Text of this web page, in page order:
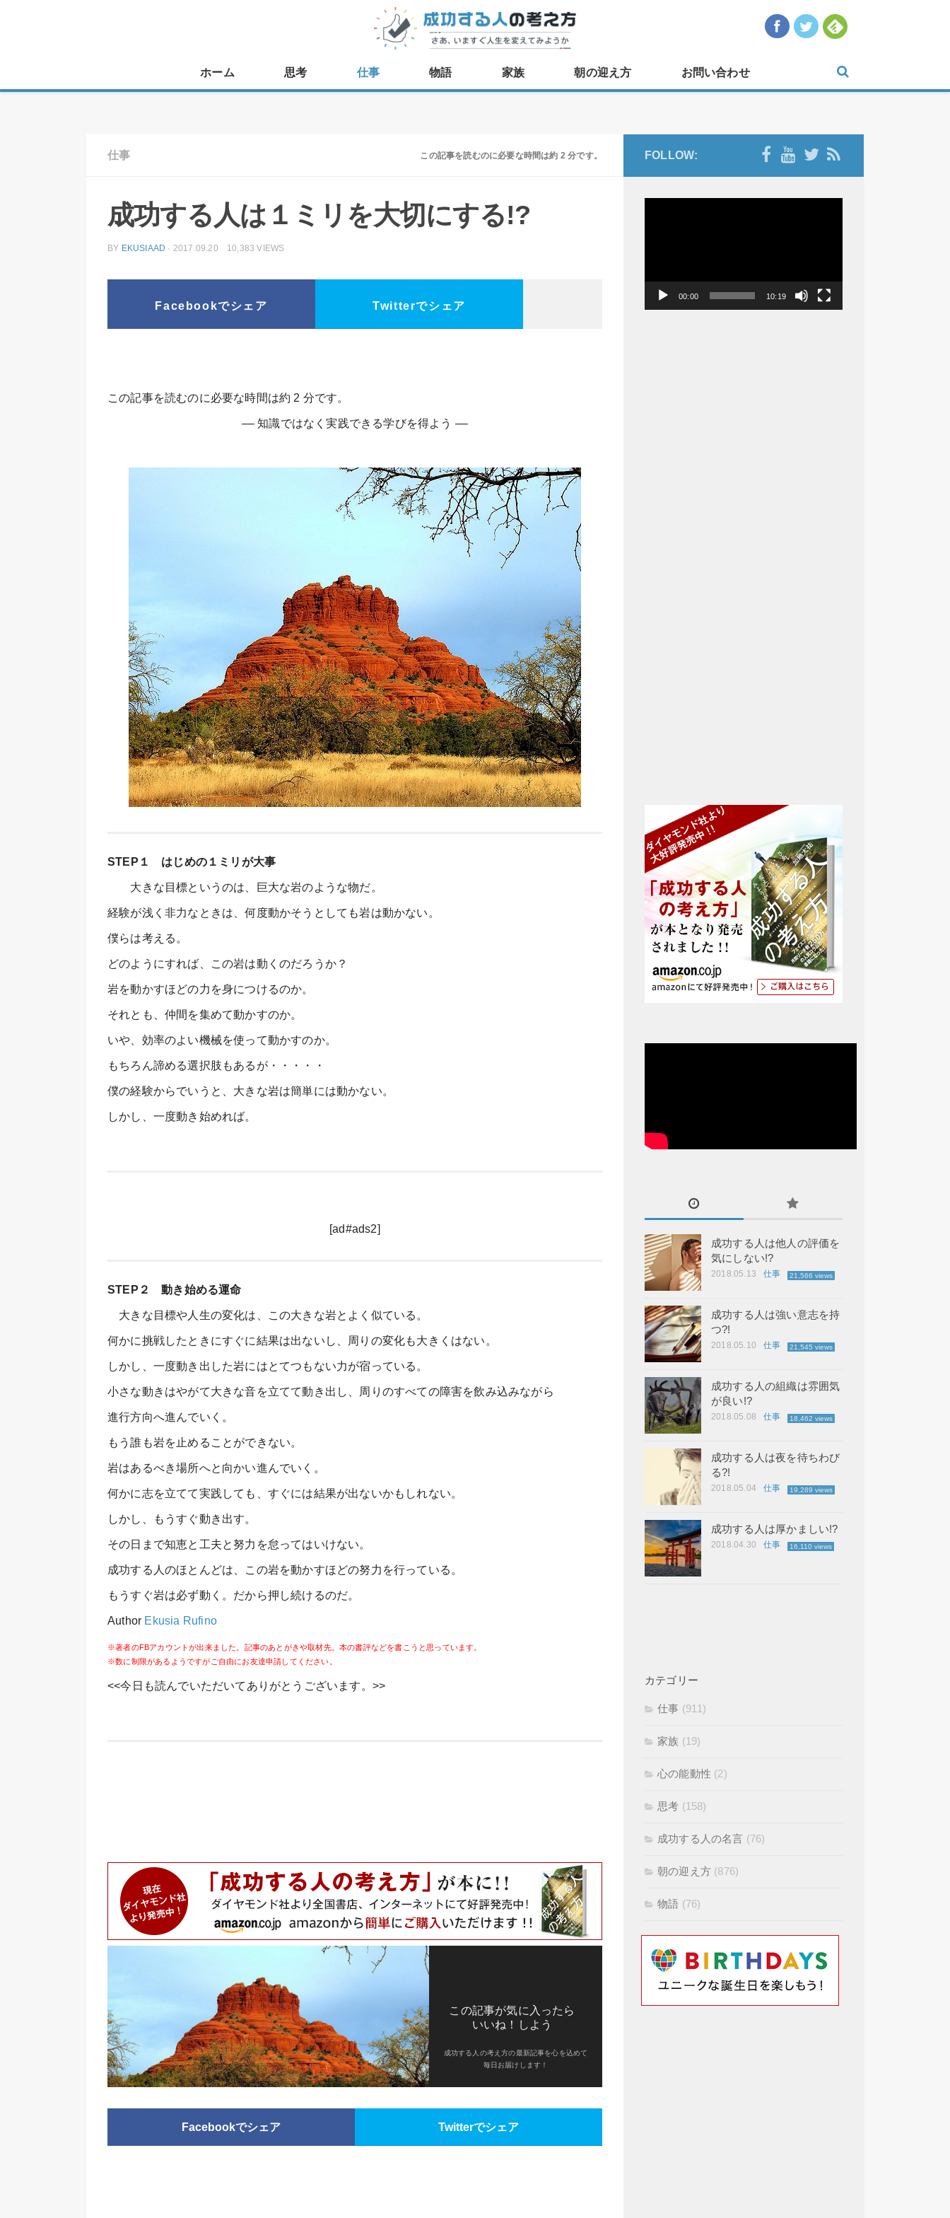
ホーム 思考 仕事 物語 家族 朝の迎え方 お問い合わせ
仕事 この記事を読むのに必要な時間は約 2 分です。
成功する人は１ミリを大切にする!?
BY EKUSIAAD · 2017.09.20 10,383 VIEWS
Facebookでシェア Twitterでシェア
この記事を読むのに必要な時間は約 2 分です。
–– 知識ではなく実践できる学びを得よう ––
STEP１ はじめの１ミリが大事
大きな目標というのは、巨大な岩のような物だ。
経験が浅く非力なときは、何度動かそうとしても岩は動かない。
僕らは考える。
どのようにすれば、この岩は動くのだろうか？
岩を動かすほどの力を身につけるのか。
それとも、仲間を集めて動かすのか。
いや、効率のよい機械を使って動かすのか。
もちろん諦める選択肢もあるが・・・・・
僕の経験からでいうと、大きな岩は簡単には動かない。
しかし、一度動き始めれば。
[ad#ads2]
STEP２ 動き始める運命
大きな目標や人生の変化は、この大きな岩とよく似ている。
何かに挑戦したときにすぐに結果は出ないし、周りの変化も大きくはない。
しかし、一度動き出した岩にはとてつもない力が宿っている。
小さな動きはやがて大きな音を立てて動き出し、周りのすべての障害を飲み込みながら
進行方向へ進んでいく。
もう誰も岩を止めることができない。
岩はあるべき場所へと向かい進んでいく。
何かに志を立てて実践しても、すぐには結果が出ないかもしれない。
しかし、もうすぐ動き出す。
その日まで知恵と工夫と努力を怠ってはいけない。
成功する人のほとんどは、この岩を動かすほどの努力を行っている。
もうすぐ岩は必ず動く。だから押し続けるのだ。
Author Ekusia Rufino
※著者のFBアカウントが出来ました。記事のあとがきや取材先。本の書評などを書こうと思っています。
※数に制限があるようですがご自由にお友達申請してください。
<<今日も読んでいただいてありがとうございます。>>
この記事が気に入ったら
いいね！しよう
成功する人の考え方の最新記事を心を込めて
毎日お届けします！
Facebookでシェア Twitterでシェア
FOLLOW:
ー
00:00 10:19
成功する人は他人の評価を
気にしない!?
2018.05.13 仕事 21,566 views
成功する人は強い意志を持
つ?!
2018.05.10 仕事 21,545 views
成功する人の組織は雰囲気
が良い!?
2018.05.08 仕事 18,462 views
成功する人は夜を待ちわび
る?!
2018.05.04 仕事 19,289 views
成功する人は厚かましい!?
2018.04.30 仕事 16,110 views
カテゴリー
仕事 (911)
家族 (19)
心の能動性 (2)
思考 (158)
成功する人の名言 (76)
朝の迎え方 (876)
物語 (76)